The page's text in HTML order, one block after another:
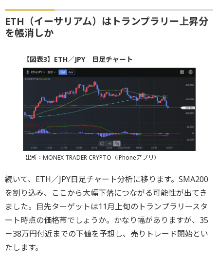
ETH（イーサリアム）はトランプラリー上昇分
を帳消しか
【図表3】ETH／JPY 日足チャート
出所：MONEX TRADER CRYPTO（iPhoneアプリ）
続いて、ETH／JPY日足チャート分析に移ります。SMA200
を割り込み、ここから大幅下落につながる可能性が出てき
ました。目先ターゲットは11月上旬のトランプラリースタ
ート時点の価格帯でしょうか。かなり幅がありますが、35
－38万円付近までの下値を予想し、売りトレード開始とい
たします。